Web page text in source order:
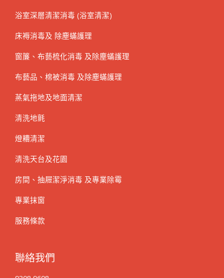
浴室深層清潔消毒 (浴室清潔)
床褥消毒及 除塵蟎護理
窗簾、布藝梳化消毒 及除塵蟎護理
布藝品、棉被消毒 及除塵蟎護理
蒸氣拖地及地面清潔
清洗地氈
燈糟清潔
清洗天台及花園
房間、抽屜潔淨消毒 及專業除霉
專業抹窗
服務條款
聯絡我們